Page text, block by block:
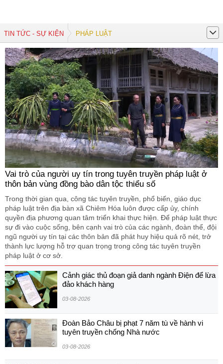
TIN TỨC - SỰ KIỆN PHÁP LUẬT
Vai trò của người uy tín trong tuyên truyền pháp luật ở
thôn bản vùng đồng bào dân tộc thiểu số
Trong thời gian qua, công tác tuyên truyền, phổ biến, giáo dục
pháp luật trên địa bàn xã Chiêm Hóa luôn được cấp ủy, chính
quyền địa phương quan tâm triển khai thực hiện. Để pháp luật thực
sự đi vào cuộc sống, bên cạnh vai trò của các ngành, đoàn thể, đội
ngũ người uy tín tại các thôn bản đã phát huy hiệu quả rõ nét, trở
thành lực lượng hỗ trợ quan trọng trong công tác tuyên truyền
pháp luật ở cơ sở.
Cảnh giác thủ đoạn giả danh ngành Điện để lừa
đảo khách hàng
03-08-2026
Đoàn Bảo Châu bị phạt 7 năm tù về hành vi
tuyên truyền chống Nhà nước
03-08-2026